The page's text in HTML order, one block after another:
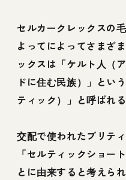
セルカークレックスの
よってによってさまざ
ックスは「ケルト人（
ドに住む民族）」とい
ティック）」と呼ばれ
交配で使われたブリテ
「セルティックショー
とに由来すると考えられ